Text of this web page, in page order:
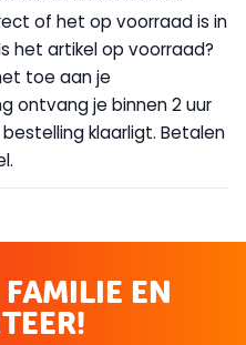
of het op voorraad is in
het artikel op voorraad?
toe aan je
ontvang je binnen 2 uur
klaarligt. Betalen
EN